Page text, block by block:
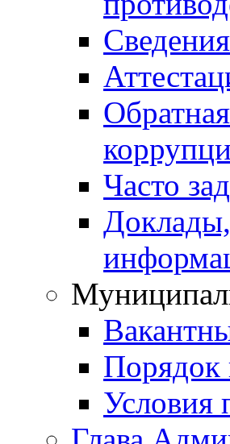
Часто
Доклады,
Порядок
Условия